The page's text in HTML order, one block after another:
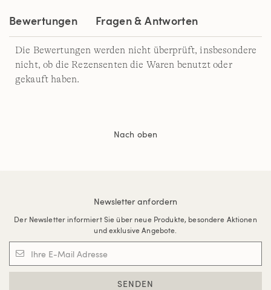
Bewertungen Fragen & Antworten
Die Bewertungen werden nicht überprüft, insbesondere
nicht, ob die Rezensenten die Waren benutzt oder
gekauft haben.
Nach oben
Newsletter anfordern
Der Newsletter informiert Sie über neue Produkte, besondere Aktionen
und exklusive Angebote.
SENDEN